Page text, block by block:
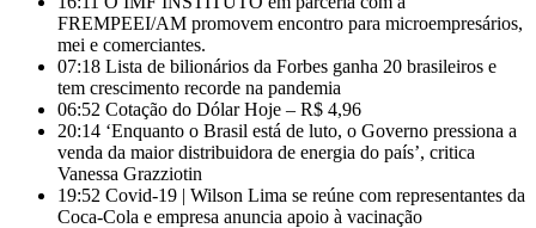
FREMPEEI/AM promovem encontro para microempresários,
mei e comerciantes.
07:18 Lista de bilionários da Forbes ganha 20 brasileiros e
tem crescimento recorde na pandemia
06:52 Cotação do Dólar Hoje – R$ 4,96
20:14 ‘Enquanto o Brasil está de luto, o Governo pressiona a
venda da maior distribuidora de energia do país’, critica
Vanessa Grazziotin
19:52 Covid-19 | Wilson Lima se reúne com representantes da
Coca-Cola e empresa anuncia apoio à vacinação